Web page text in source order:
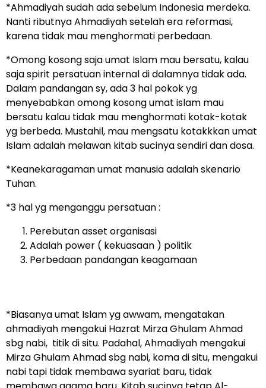
*Ahmadiyah sudah ada sebelum Indonesia merdeka.
Nanti ributnya Ahmadiyah setelah era reformasi,
karena tidak mau menghormati perbedaan.
*Omong kosong saja umat Islam mau bersatu, kalau
saja spirit persatuan internal di dalamnya tidak ada.
Dalam pandangan sy, ada 3 hal pokok yg
menyebabkan omong kosong umat islam mau
bersatu kalau tidak mau menghormati kotak-kotak
yg berbeda. Mustahil, mau mengsatu kotakkkan umat
Islam adalah melawan kitab sucinya sendiri dan dosa.
*Keanekaragaman umat manusia adalah skenario
Tuhan.
*3 hal yg menganggu persatuan :
Perebutan asset organisasi
Adalah power ( kekuasaan ) politik
Perbedaan pandangan keagamaan
*Biasanya umat Islam yg awwam, mengatakan
ahmadiyah mengakui Hazrat Mirza Ghulam Ahmad
sbg nabi, titik di situ. Padahal, Ahmadiyah mengakui
Mirza Ghulam Ahmad sbg nabi, koma di situ, mengakui
nabi tapi tidak membawa syariat baru, tidak